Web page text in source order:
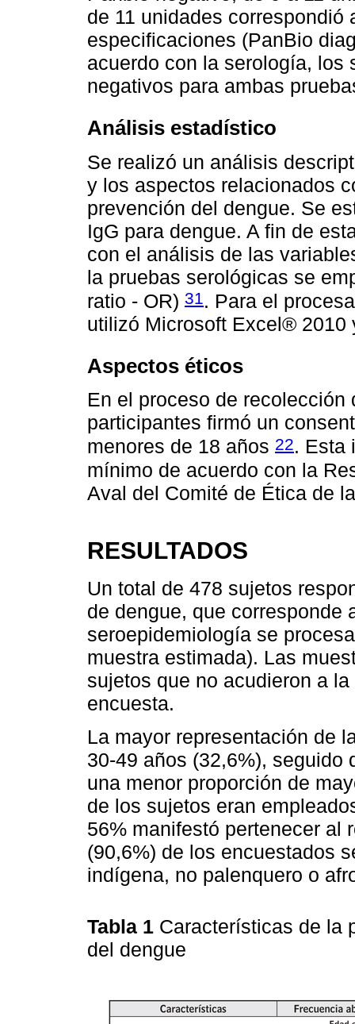
de 11 unidades correspondió
especificaciones (PanBio
acuerdo con la serología, los
negativos para ambas
Análisis estadístico
Se realizó un análisis
y los aspectos relacionados
prevención del dengue. Se
IgG para dengue. A fin de
con el análisis de las
la pruebas serológicas se
ratio - OR) 31 . Para el
utilizó Microsoft Excel®
Aspectos éticos
En el proceso de
participantes firmó un
menores de 18 años 22. Esta
mínimo de acuerdo con la
Aval del Comité de Ética de
RESULTADOS
Un total de 478 sujetos
de dengue, que corresponde
seroepidemiología se
muestra estimada). Las
sujetos que no acudieron a
encuesta.
La mayor representación de
30-49 años (32,6%), seguido
una menor proporción de
de los sujetos eran
56% manifestó pertenecer al
(90,6%) de los encuestados
indígena, no palenquero o
Tabla 1 Características de la
del dengue